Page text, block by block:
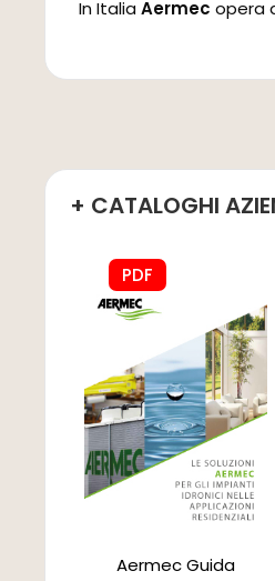
In Italia Aermec opera
+ CATALOGHI
PDF
Aermec Guida